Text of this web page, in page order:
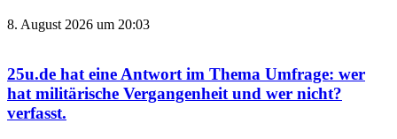
8. August 2026 um 20:03
25u.de hat eine Antwort im Thema Umfrage: wer
hat militärische Vergangenheit und wer nicht?
verfasst.